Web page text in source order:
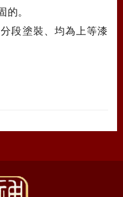
的。
段塗裝、均為上等漆